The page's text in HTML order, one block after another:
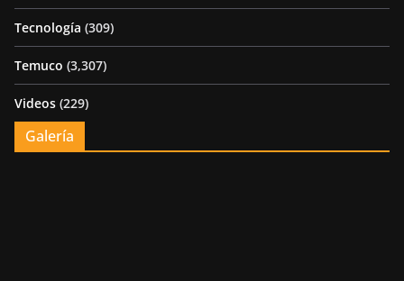
Tecnología (309)
Temuco (3,307)
Videos (229)
Galería